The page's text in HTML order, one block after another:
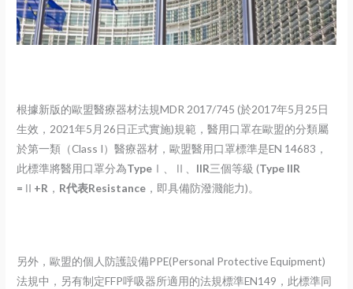
根據新版的歐盟醫療器材法規MDR 2017/745 (於2017年5月25日
生效，2021年5月26日正式實施)規範，醫用口罩在歐盟的分類屬
於第一類（Class I）醫療器材，歐盟醫用口罩標準是EN 14683，
此標準將醫用口罩分為Type Ⅰ、Ⅱ、 IIR三個等級 (Type IIR
= Ⅱ +R ， R代表Resistance ，即具備防潑濺能力)。
另外，歐盟的個人防護設備PPE(Personal Protective Equipment)
法規中，另有制定FFP呼吸器所適用的法規標準EN149，此標準同